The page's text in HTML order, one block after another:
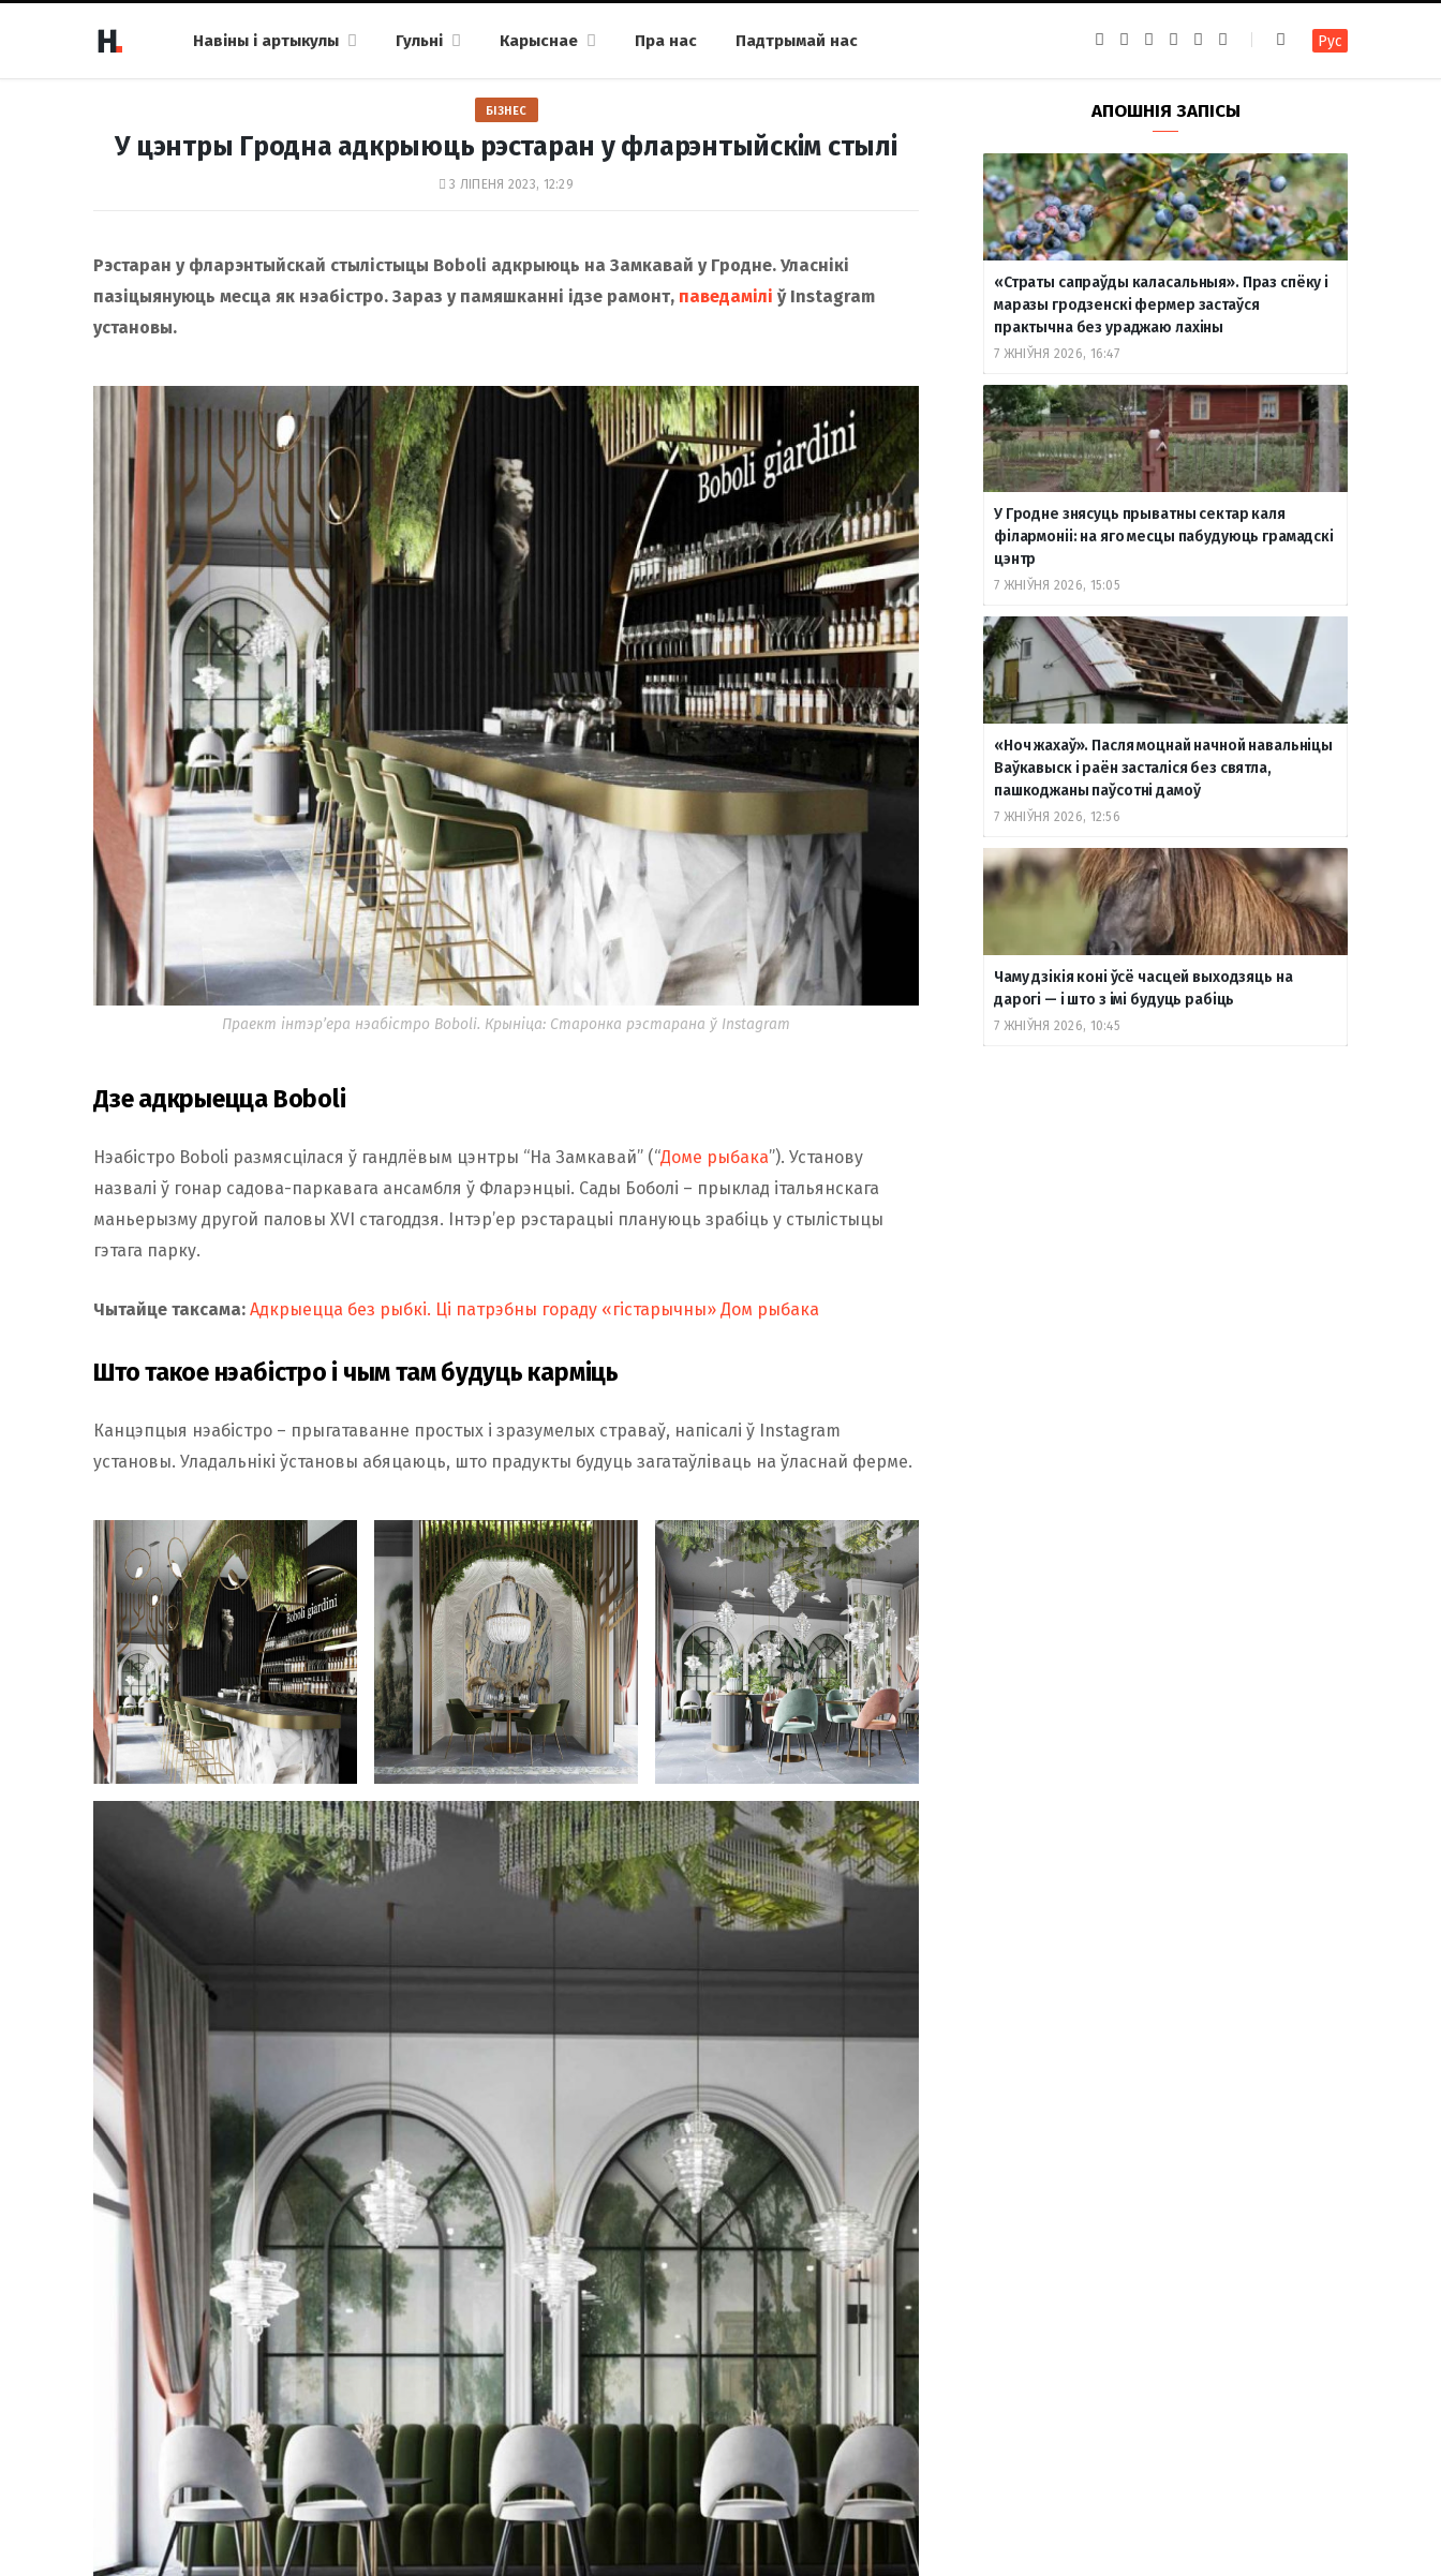
Навіны і артыкулы Гульні Карыснае Пра нас Падтрымай нас
b
o
k
a
g
a
m
g
r
a
m
u
b
т
а
т
е
Рус
БІЗНЕС
У цэнтры Гродна адкрыюць рэстаран у фларэнтыйскім стылі
3 ЛІПЕНЯ 2023, 12:29
Рэстаран у фларэнтыйскай стылістыцы Boboli адкрыюць на Замкавай у Гродне. Уласнікі
пазіцыянуюць месца як нэабістро. Зараз у памяшканні ідзе рамонт, паведамілі ў Instagram
установы.
Праект інтэр’ера нэабістро Boboli. Крыніца: Старонка рэстарана ў Instagram
Дзе адкрыецца Boboli
Нэабістро Boboli размясцілася ў гандлёвым цэнтры “На Замкавай” (“Доме рыбака”). Установу
назвалі ў гонар садова-паркавага ансамбля ў Фларэнцыі. Сады Боболі – прыклад італьянскага
маньерызму другой паловы XVI стагоддзя. Інтэр’ер рэстарацыі плануюць зрабіць у стылістыцы
гэтага парку.
Чытайце таксама: Адкрыецца без рыбкі. Ці патрэбны гораду «гістарычны» Дом рыбака
Што такое нэабістро і чым там будуць карміць
Канцэпцыя нэабістро – прыгатаванне простых і зразумелых страваў, напісалі ў Instagram
установы. Уладальнікі ўстановы абяцаюць, што прадукты будуць загатаўліваць на ўласнай ферме.
АПОШНІЯ ЗАПІСЫ
«Страты сапраўды каласальныя». Праз спёку і
маразы гродзенскі фермер застаўся
практычна без ураджаю лахіны
7 ЖНІЎНЯ 2026, 16:47
У Гродне знясуць прыватны сектар каля
філармоніі: на яго месцы пабудуюць грамадскі
цэнтр
7 ЖНІЎНЯ 2026, 15:05
«Ноч жахаў». Пасля моцнай начной навальніцы
Ваўкавыск і раён засталіся без святла,
пашкоджаны паўсотні дамоў
7 ЖНІЎНЯ 2026, 12:56
Чаму дзікія коні ўсё часцей выходзяць на
дарогі — і што з імі будуць рабіць
7 ЖНІЎНЯ 2026, 10:45